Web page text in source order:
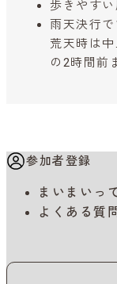
歩きやすい
雨天決行
荒天時は
の2時間前
参加者登録
まいまいっ
よくある質